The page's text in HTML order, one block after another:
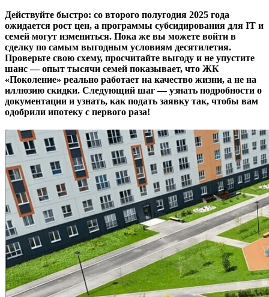
Действуйте быстро: со второго полугодия 2025 года
ожидается рост цен, а программы субсидирования для IT и
семей могут измениться. Пока же вы можете войти в
сделку по самым выгодным условиям десятилетия.
Проверьте свою схему, просчитайте выгоду и не упустите
шанс — опыт тысячи семей показывает, что ЖК
«Поколение» реально работает на качество жизни, а не на
иллюзию скидки. Следующий шаг — узнать подробности о
документации и узнать, как подать заявку так, чтобы вам
одобрили ипотеку с первого раза!